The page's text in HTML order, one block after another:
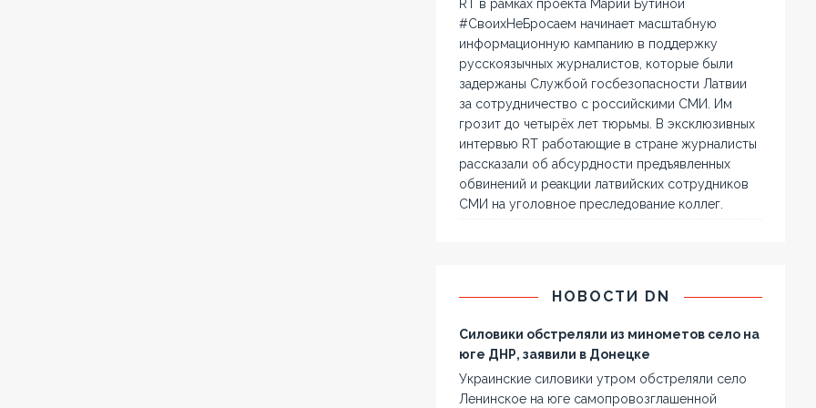
RT в рамках проекта Марии Бутиной
#СвоихНеБросаем начинает масштабную
информационную кампанию в поддержку
русскоязычных журналистов, которые были
задержаны Службой госбезопасности Латвии
за сотрудничество с российскими СМИ. Им
грозит до четырёх лет тюрьмы. В эксклюзивных
интервью RT работающие в стране журналисты
рассказали об абсурдности предъявленных
обвинений и реакции латвийских сотрудников
СМИ на уголовное преследование коллег.
НОВОСТИ DN
Силовики обстреляли из минометов село на
юге ДНР, заявили в Донецке
Украинские силовики утром обстреляли село
Ленинское на юге самопровозглашенной